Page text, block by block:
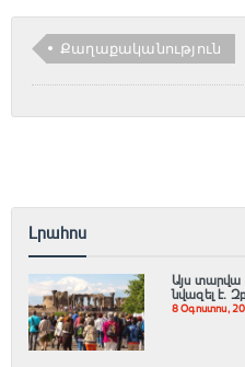
Քաղաքականություն
Լրահոս
Այս տարվա
նվազել է.
8 Օգոստոս,